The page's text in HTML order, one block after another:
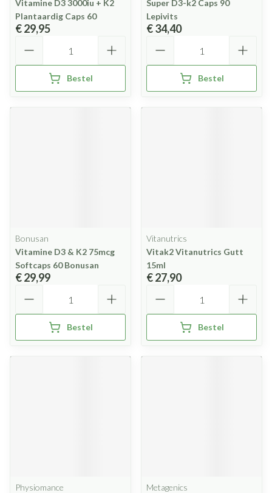
Vitamine D3 3000iu + K2
Plantaardig Caps 60
€ 29,95
Bestel
Super D3-k2 Caps 90
Lepivits
€ 34,40
Bestel
Bonusan
Vitamine D3 & K2 75mcg
Softcaps 60 Bonusan
€ 29,99
Bestel
Vitanutrics
Vitak2 Vitanutrics Gutt
15ml
€ 27,90
Bestel
Physiomance
Metagenics